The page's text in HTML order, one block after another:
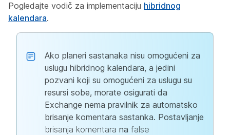
Pogledajte vodič za implementaciju hibridnog
kalendara.
Ako planeri sastanaka nisu omogućeni za
uslugu hibridnog kalendara, a jedini
pozvani koji su omogućeni za uslugu su
resursi sobe, morate osigurati da
Exchange nema pravilnik za automatsko
brisanje komentara sastanka. Postavljanje
brisanja komentara na false